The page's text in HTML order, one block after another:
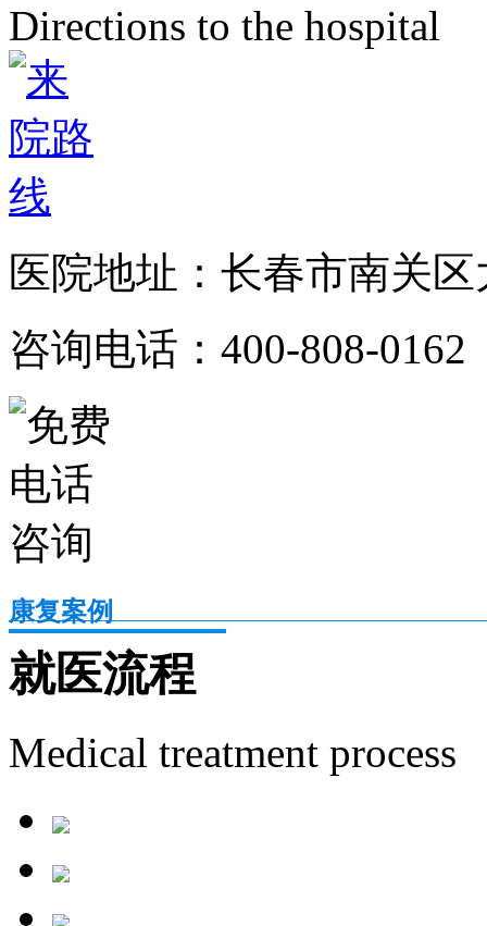
Directions to the hospital
医院地址：长春市南关
咨询电话：400-808-0162
康复案例
就医流程
Medical treatment process